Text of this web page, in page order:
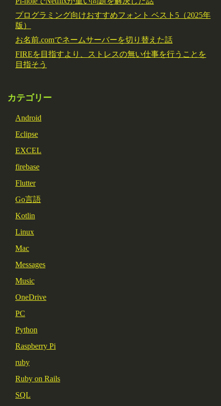
プログラミング向けおすすめフォント ベスト5（2025年
版）
お名前.comでネームサーバーを切り替えた話
FIREを目指すより、ストレスの無い仕事を行うことを
目指そう
カテゴリー
Android
Eclipse
EXCEL
firebase
Flutter
Go言語
Kotlin
Linux
Mac
Messages
Music
OneDrive
PC
Python
Raspberry Pi
ruby
Ruby on Rails
SQL